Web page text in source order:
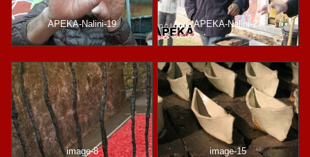
APEKA-Nalini-19 APEKA-Nalini-27
image-8 image-15